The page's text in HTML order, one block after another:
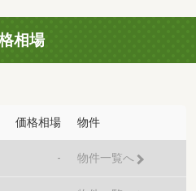
相場
価格相場 物件
- 物件一覧へ